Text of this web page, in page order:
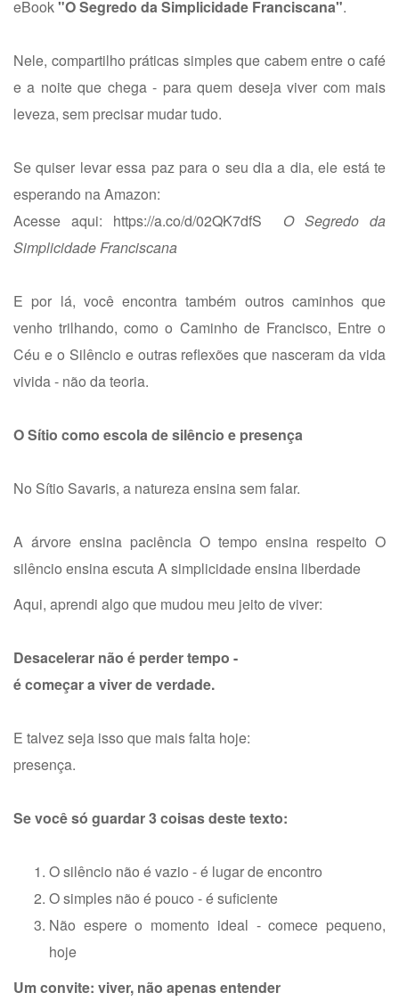
eBook"O Segredo da Simplicidade Franciscana".
Nele, compartilho práticas simples que cabem entre o café
e a noite que chega - para quem deseja viver com mais
leveza, sem precisar mudar tudo.
Se quiser levar essa paz para o seu dia a dia, ele está te
esperando na Amazon:
Acesse aqui: https://a.co/d/02QK7dfS
O Segredo da
Simplicidade Franciscana
E por lá, você encontra também outros caminhos que
venho trilhando, como o Caminho de Francisco, Entre o
Céu e o Silêncio e outras reflexões que nasceram da vida
vivida - não da teoria.
O Sítio como escola de silêncio e presença
No Sítio Savaris, a natureza ensina sem falar.
A árvore ensina paciência O tempo ensina respeito O
silêncio ensina escutaA simplicidade ensina liberdade
Aqui, aprendi algo que mudou meu jeito de viver:
Desacelerar não é perder tempo -
é começar a viver de verdade.
E talvez seja isso que mais falta hoje:
presença.
Se você só guardar 3 coisas deste texto:
O silêncio não é vazio - é lugar de encontro
O simples não é pouco - é suficiente
Não espere o momento ideal - comece pequeno,
hoje
Um convite: viver, não apenas entender